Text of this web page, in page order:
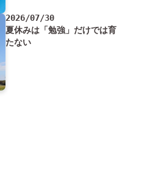
2026/07/30
夏休みは「勉強」だけでは育
たない